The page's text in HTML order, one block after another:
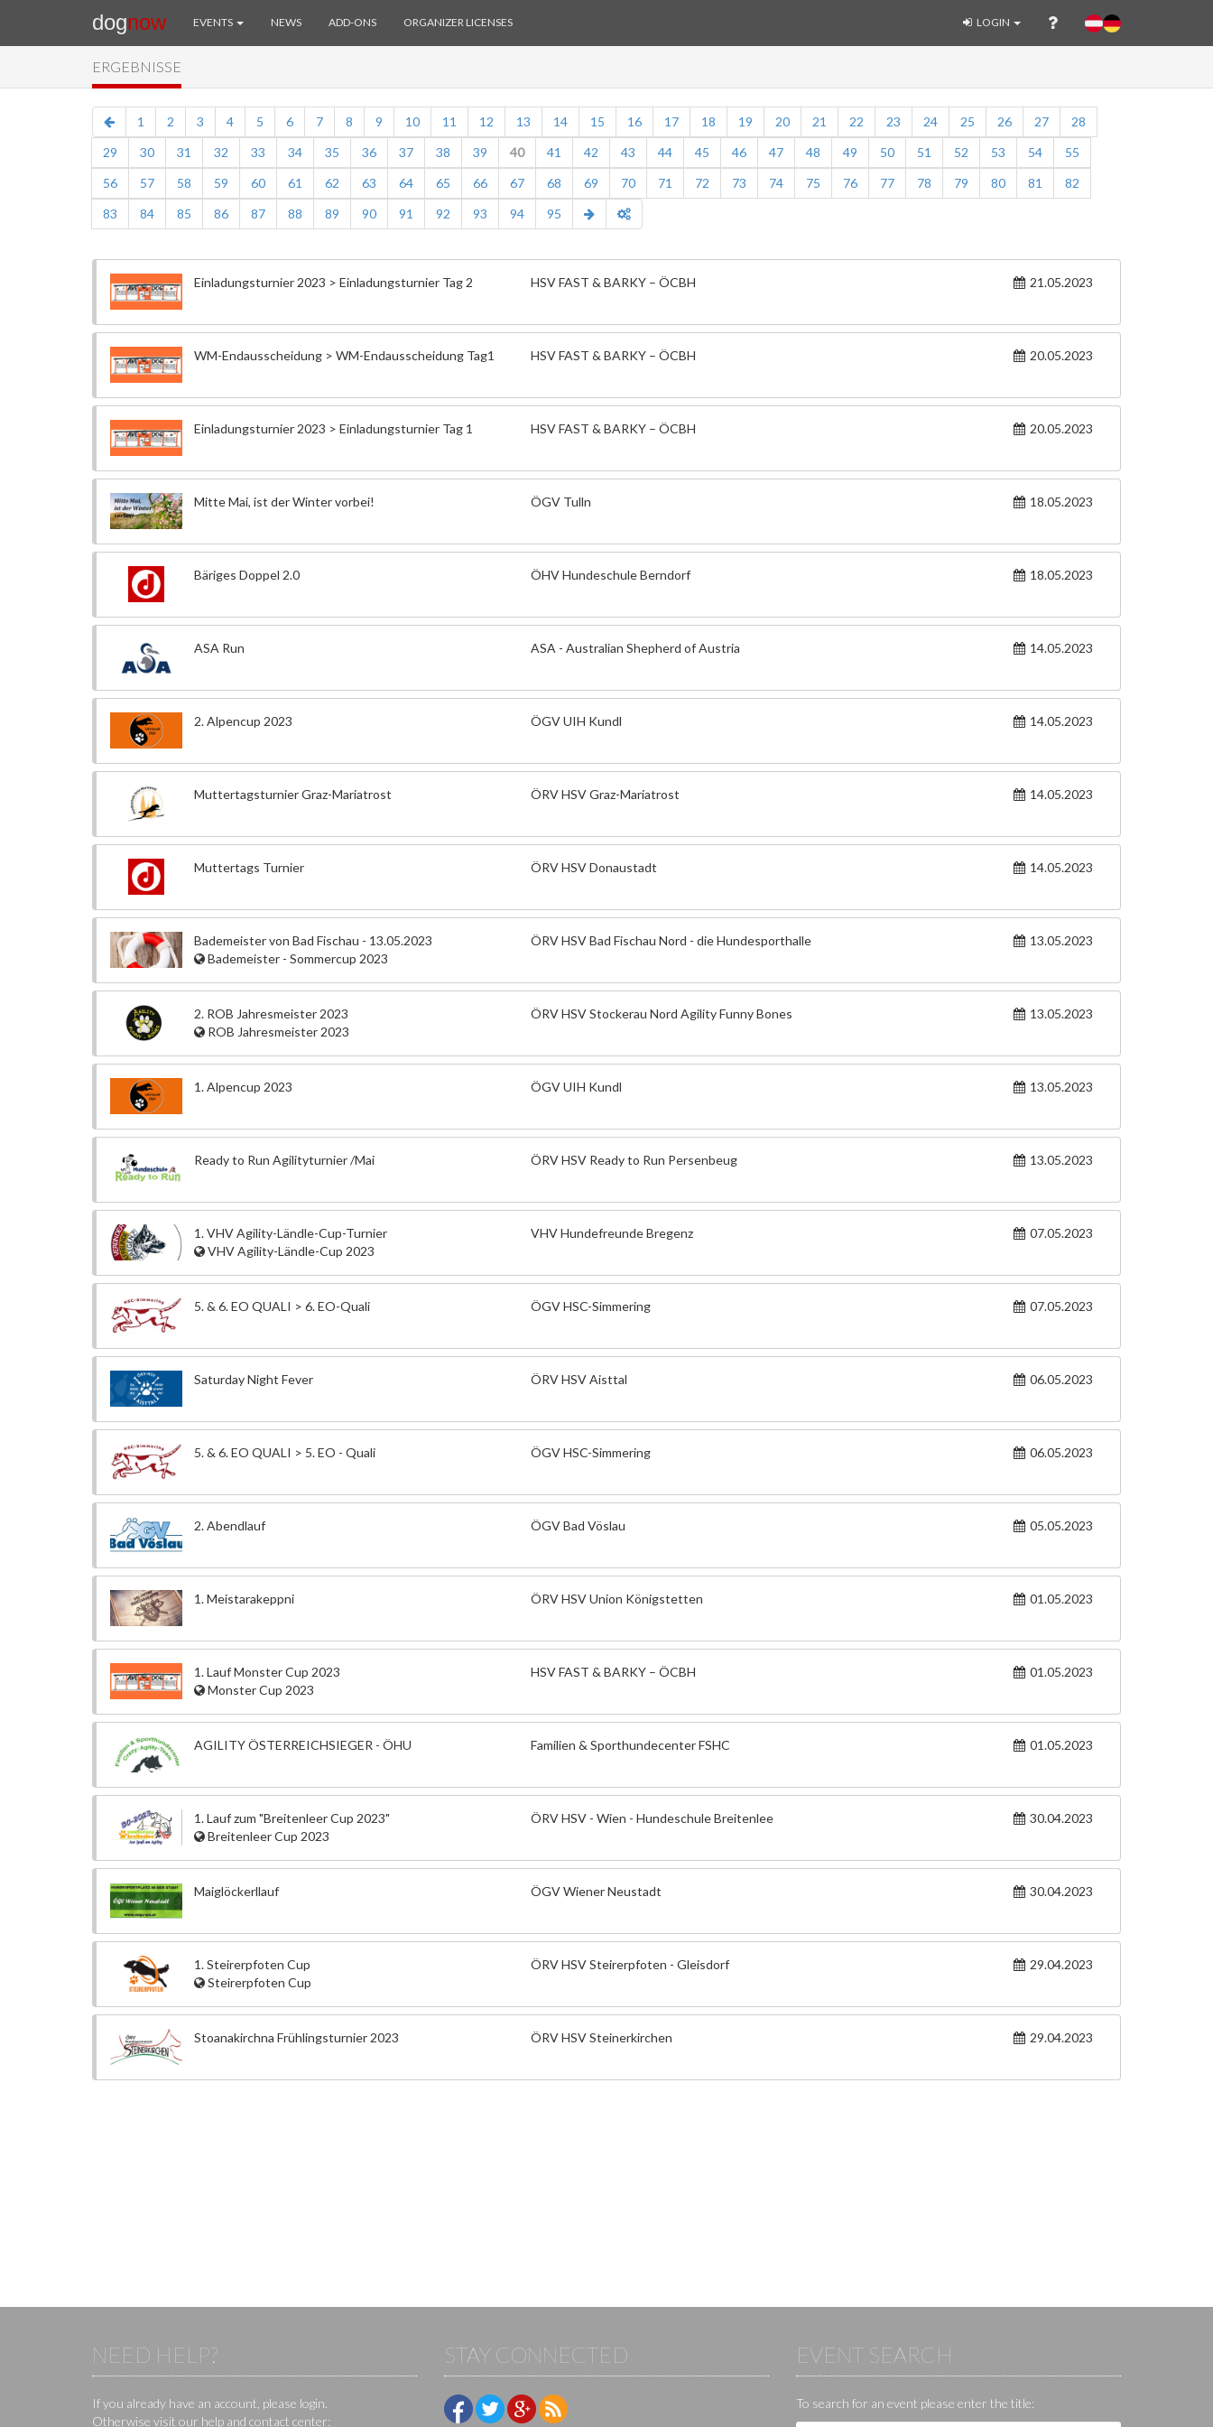
dognow EVENTS NEWS ADD-ONS ORGANIZER LICENSES LOGIN
ERGEBNISSE
1 2 3 4 5 6 7 8 9 10 11 12 13 14 15 16 17 18 19 20 21 22 23 24 25 26 27
28
29
30 31 32 33 34 35 36 37 38 39 40 41 42 43 44 45 46 47 48 49 50 51 52 53 54
55
56
57 58 59 60 61 62 63 64 65 66 67 68 69 70 71 72 73 74 75 76 77 78 79 80 81
82
83
84 85 86 87 88 89 90 91 92 93 94 95
Einladungsturnier 2023 > Einladungsturnier Tag 2 HSV FAST & BARKY – ÖCBH 21.05.2023
WM-Endausscheidung > WM-Endausscheidung Tag1 HSV FAST & BARKY – ÖCBH 20.05.2023
Einladungsturnier 2023 > Einladungsturnier Tag 1 HSV FAST & BARKY – ÖCBH 20.05.2023
Mitte Mai, ist der Winter vorbei! ÖGV Tulln 18.05.2023
Bäriges Doppel 2.0 ÖHV Hundeschule Berndorf 18.05.2023
ASA Run ASA - Australian Shepherd of Austria 14.05.2023
2. Alpencup 2023 ÖGV UIH Kundl 14.05.2023
Muttertagsturnier Graz-Mariatrost ÖRV HSV Graz-Mariatrost 14.05.2023
Muttertags Turnier ÖRV HSV Donaustadt 14.05.2023
Bademeister von Bad Fischau - 13.05.2023
Bademeister - Sommercup 2023
ÖRV HSV Bad Fischau Nord - die Hundesporthalle 13.05.2023
2. ROB Jahresmeister 2023
ROB Jahresmeister 2023
ÖRV HSV Stockerau Nord Agility Funny Bones 13.05.2023
1. Alpencup 2023 ÖGV UIH Kundl 13.05.2023
Ready to Run Agilityturnier /Mai ÖRV HSV Ready to Run Persenbeug 13.05.2023
1. VHV Agility-Ländle-Cup-Turnier
VHV Agility-Ländle-Cup 2023
VHV Hundefreunde Bregenz 07.05.2023
5. & 6. EO QUALI > 6. EO-Quali ÖGV HSC-Simmering 07.05.2023
Saturday Night Fever ÖRV HSV Aisttal 06.05.2023
5. & 6. EO QUALI > 5. EO - Quali ÖGV HSC-Simmering 06.05.2023
2. Abendlauf ÖGV Bad Vöslau 05.05.2023
1. Meistarakeppni ÖRV HSV Union Königstetten 01.05.2023
1. Lauf Monster Cup 2023
Monster Cup 2023
HSV FAST & BARKY – ÖCBH 01.05.2023
AGILITY ÖSTERREICHSIEGER - ÖHU Familien & Sporthundecenter FSHC 01.05.2023
1. Lauf zum "Breitenleer Cup 2023"
Breitenleer Cup 2023
ÖRV HSV - Wien - Hundeschule Breitenlee 30.04.2023
Maiglöckerllauf ÖGV Wiener Neustadt 30.04.2023
1. Steirerpfoten Cup
Steirerpfoten Cup
ÖRV HSV Steirerpfoten - Gleisdorf 29.04.2023
Stoanakirchna Frühlingsturnier 2023 ÖRV HSV Steinerkirchen 29.04.2023
NEED HELP?
If you already have an account, please login.
Otherwise visit our help and contact center:
STAY CONNECTED EVENT SEARCH
To search for an event please enter the title: